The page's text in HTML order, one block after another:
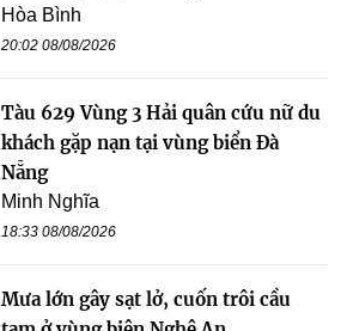
Hòa Bình
20:02 08/08/2026
Tàu 629 Vùng 3 Hải quân cứu nữ du
khách gặp nạn tại vùng biển Đà
Nẵng
Minh Nghĩa
18:33 08/08/2026
Mưa lớn gây sạt lở, cuốn trôi cầu